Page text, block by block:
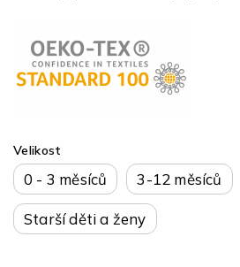
Velikost
0 - 3 měsíců 3-12 měsíců
Starší děti a ženy